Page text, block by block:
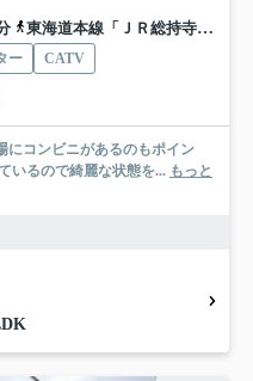
東海道本線「ＪＲ総持寺」駅 徒歩15分
ー
CATV
にコンビニがあるのもポイン
いるので綺麗な状態を... もっと